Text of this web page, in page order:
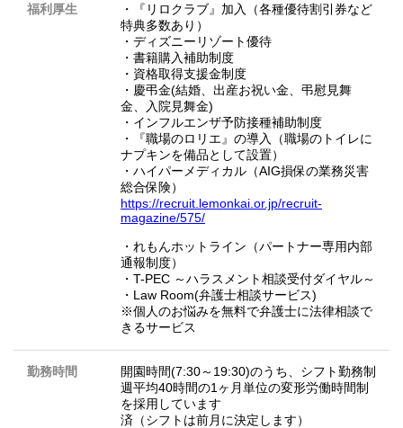
福利厚生
・『リロクラブ』加入（各種優待割引券など
特典多数あり）
・ディズニーリゾート優待
・書籍購入補助制度
・資格取得支援金制度
・慶弔金(結婚、出産お祝い金、弔慰見舞
金、入院見舞金)
・インフルエンザ予防接種補助制度
・『職場のロリエ』の導入（職場のトイレに
ナプキンを備品として設置）
・ハイパーメディカル（AIG損保の業務災害
総合保険）
https://recruit.lemonkai.or.jp/recruit-
magazine/575/
・れもんホットライン（パートナー専用内部
通報制度）
・T-PEC ～ハラスメント相談受付ダイヤル～
・Law Room(弁護士相談サービス)
※個人のお悩みを無料で弁護士に法律相談で
きるサービス
勤務時間
開園時間(7:30～19:30)のうち、シフト勤務制
週平均40時間の1ヶ月単位の変形労働時間制
を採用しています
済（シフトは前月に決定します）